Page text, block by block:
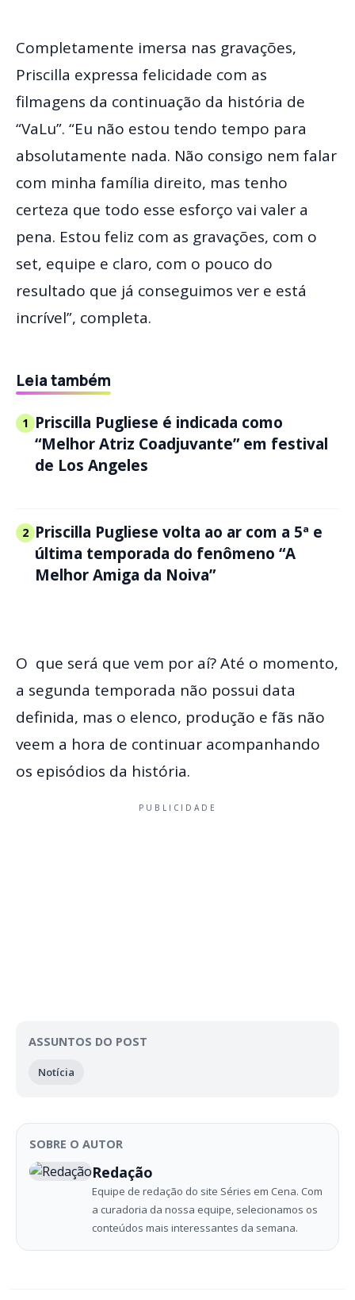
Completamente imersa nas gravações,
Priscilla expressa felicidade com as
filmagens da continuação da história de
“VaLu”. “Eu não estou tendo tempo para
absolutamente nada. Não consigo nem falar
com minha família direito, mas tenho
certeza que todo esse esforço vai valer a
pena. Estou feliz com as gravações, com o
set, equipe e claro, com o pouco do
resultado que já conseguimos ver e está
incrível”, completa.
Leia também
1 Priscilla Pugliese é indicada como
“Melhor Atriz Coadjuvante” em festival
de Los Angeles
2 Priscilla Pugliese volta ao ar com a 5ª e
última temporada do fenômeno “A
Melhor Amiga da Noiva”
O que será que vem por aí? Até o momento,
a segunda temporada não possui data
definida, mas o elenco, produção e fãs não
veem a hora de continuar acompanhando
os episódios da história.
PUBLICIDADE
ASSUNTOS DO POST
Notícia
SOBRE O AUTOR
Redação
Equipe de redação do site Séries em Cena. Com
a curadoria da nossa equipe, selecionamos os
conteúdos mais interessantes da semana.